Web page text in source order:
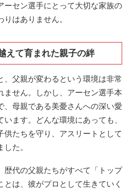
ーセン選手にとって大切な家族の
はありません。
えて育まれた親子の絆
、父親が変わるという環境は非常
ません。しかし、アーセン選手本
、母親である美憂さんへの深い愛
ます。どんな環境にあっても、
供たちを守り、アスリートとして
た。
歴代の父親たちがすべて「トップ
とは、彼がプロとして生きていく